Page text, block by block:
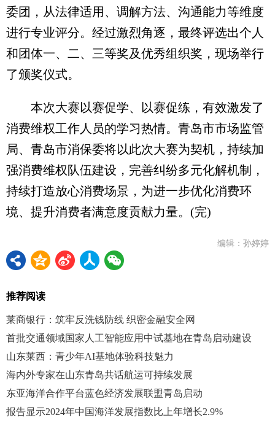
委团，从法律适用、调解方法、沟通能力等维度
进行专业评分。经过激烈角逐，最终评选出个人
和团体一、二、三等奖及优秀组织奖，现场举行
了颁奖仪式。
本次大赛以赛促学、以赛促练，有效激发了
消费维权工作人员的学习热情。青岛市市场监管
局、青岛市消保委将以此次大赛为契机，持续加
强消费维权队伍建设，完善纠纷多元化解机制，
持续打造放心消费场景，为进一步优化消费环
境、提升消费者满意度贡献力量。(完)
编辑：孙婷婷
推荐阅读
莱商银行：筑牢反洗钱防线 织密金融安全网
首批交通领域国家人工智能应用中试基地在青岛启动建设
山东莱西：青少年AI基地体验科技魅力
海内外专家在山东青岛共话航运可持续发展
东亚海洋合作平台蓝色经济发展联盟青岛启动
报告显示2024年中国海洋发展指数比上年增长2.9%